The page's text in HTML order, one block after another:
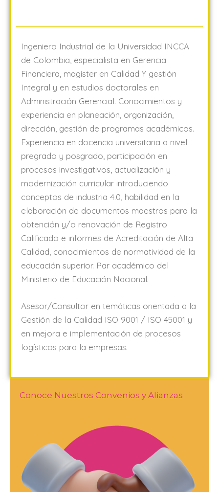
Ingeniero Industrial de la Universidad INCCA
de Colombia, especialista en Gerencia
Financiera, magíster en Calidad Y gestión
Integral y en estudios doctorales en
Administración Gerencial. Conocimientos y
experiencia en planeación, organización,
dirección, gestión de programas académicos.
Experiencia en docencia universitaria a nivel
pregrado y posgrado, participación en
procesos investigativos, actualización y
modernización curricular introduciendo
conceptos de industria 4.0, habilidad en la
elaboración de documentos maestros para la
obtención y/o renovación de Registro
Calificado e informes de Acreditación de Alta
Calidad, conocimientos de normatividad de la
educación superior. Par académico del
Ministerio de Educación Nacional.
Asesor/Consultor en temáticas orientada a la
Gestión de la Calidad ISO 9001 / ISO 45001 y
en mejora e implementación de procesos
logísticos para la empresas.
Conoce Nuestros Convenios y Alianzas